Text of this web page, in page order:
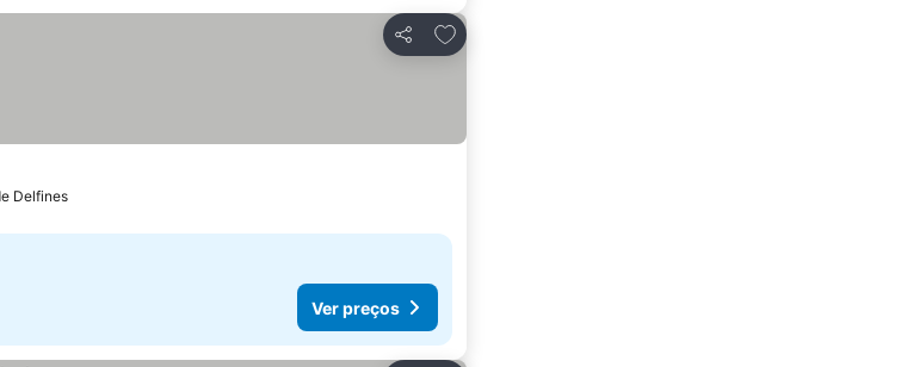
Partilhar
Adicionar aos favoritos
Delfines
Ver preços